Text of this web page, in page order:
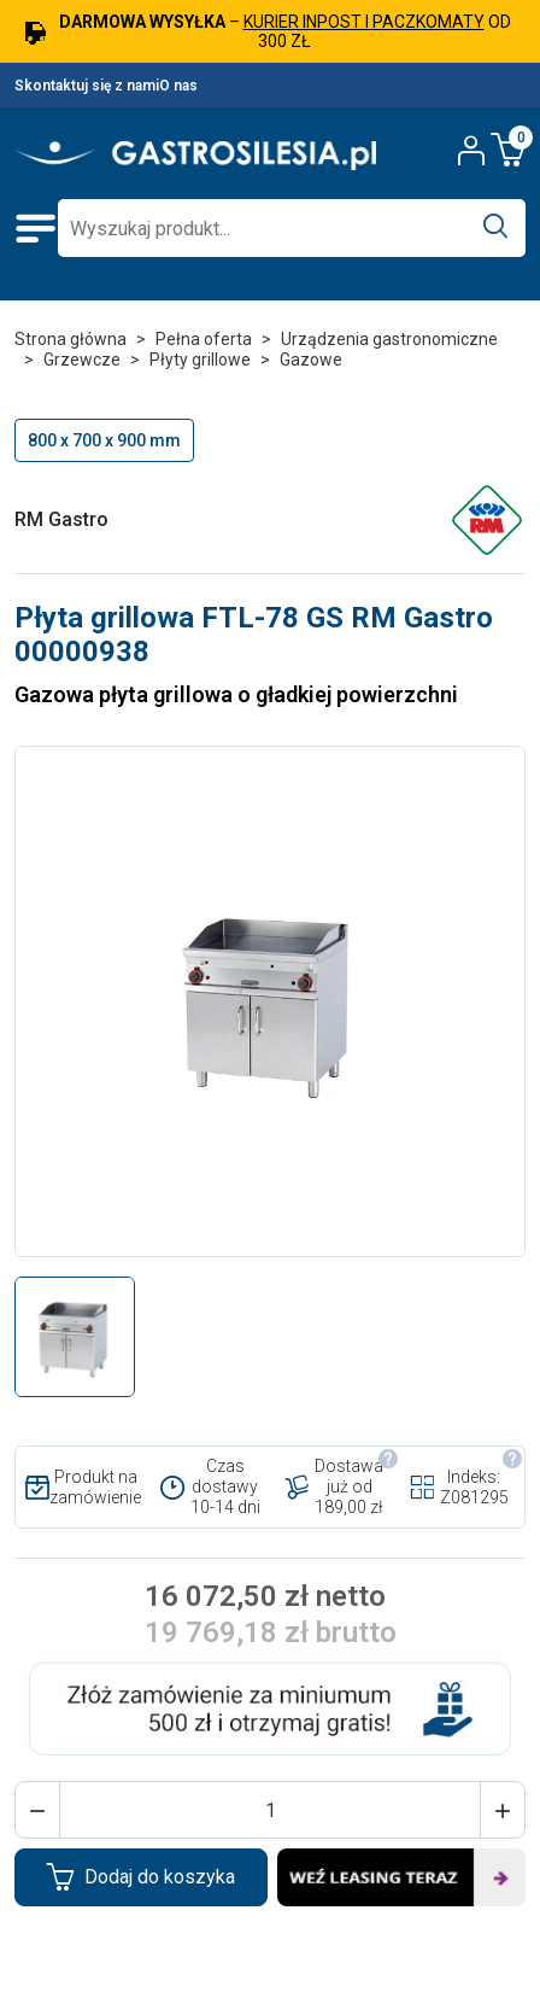
DARMOWA WYSYŁKA– KURIER INPOST I PACZKOMATYOD
300 ZŁ
Skontaktuj się z namiO nas
0
Strona główna Pełna oferta
Urządzenia gastronomiczne
Grzewcze
Płyty grillowe Gazowe
800 x 700 x 900 mm
RM Gastro
Płyta grillowa FTL-78 GS RM Gastro
00000938
Gazowa płyta grillowa o gładkiej powierzchni
Produkt na
zamówienie
Czas
dostawy
10-14 dni
Dostawa
już od
189,00 zł
Indeks:
Z081295
16 072,50 zł netto
19 769,18 zł brutto
 
Dodaj do koszyka